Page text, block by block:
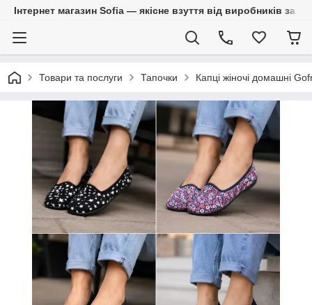
Інтернет магазин Sofia — якісне взуття від виробників за
Товари та послуги Тапочки Капці жіночі домашні